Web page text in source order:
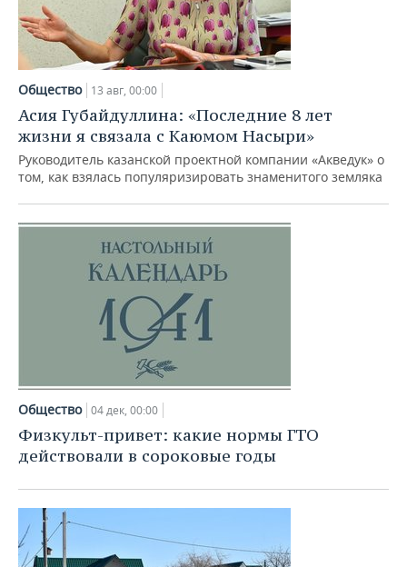
Общество 13 авг, 00:00
Асия Губайдуллина: «Последние 8 лет
жизни я связала с Каюмом Насыри»
Руководитель казанской проектной компании «Акведук» о
том, как взялась популяризировать знаменитого земляка
Общество 04 дек, 00:00
Физкульт-привет: какие нормы ГТО
действовали в сороковые годы